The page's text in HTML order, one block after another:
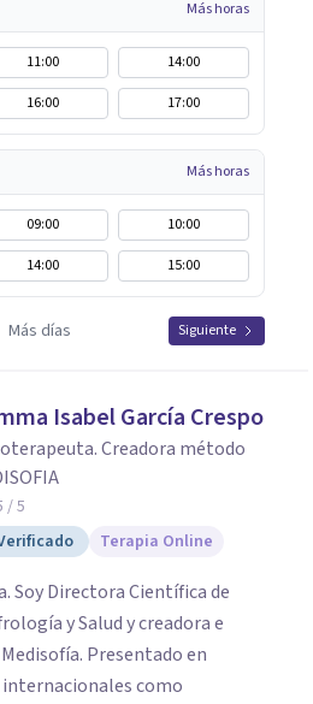
Más horas
11:00
14:00
16:00 17:00
Más horas
09:00
10:00
14:00 15:00
Más días Siguiente
Isabel García Crespo
Creadora método
/ 5
Terapia Online
Soy Directora Científica de
y Salud y creadora e
Presentado en
como